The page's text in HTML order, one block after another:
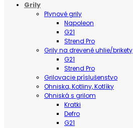
Grily
Plynové grily
Napoleon
G21
Strend Pro
Grily na drevené uhlie/brikety
G21
Strend Pro
Grilovacie príslušenstvo
Ohniska, Kotliny, Kotlíky
Ohniská s grilom
Kratki
Defro
G21